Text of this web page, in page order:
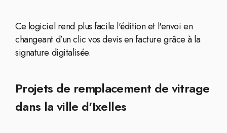
Ce logiciel rend plus facile l'édition et l'envoi en
changeant d’un clic vos devis en facture grâce à la
signature digitalisée.
Projets de remplacement de vitrage
dans la ville d'Ixelles